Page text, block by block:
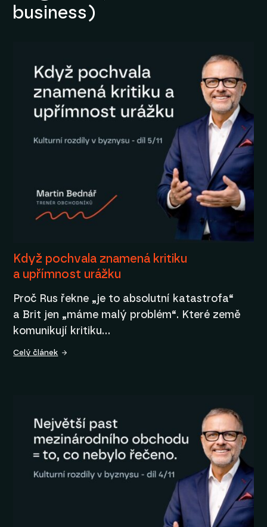
business)
Když pochvala znamená kritiku
a upřímnost urážku
Proč Rus řekne „je to absolutní katastrofa“
a Brit jen „máme malý problém“. Které země
komunikují kritiku…
Celý článek